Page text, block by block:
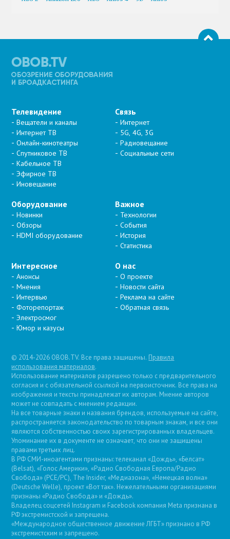
Телевидение
Вещатели и каналы
Интернет ТВ
Онлайн-кинотеатры
Спутниковое ТВ
Кабельное ТВ
Эфирное ТВ
Иновещание
Связь
Интернет
5G, 4G, 3G
Радиовещание
Социальные сети
Оборудование
Новинки
Обзоры
HDMI оборудование
Важное
Технологии
События
История
Статистика
Интересное
Анонсы
Мнения
Интервью
Фоторепортаж
Электросмог
Юмор и казусы
О нас
О проекте
Новости сайта
Реклама на сайте
Обратная связь
© 2014-2026 OBOB.TV. Все права защищены. Правила
использования материалов.
Использование материалов разрешено только с предварительного
согласия и с обязательной ссылкой на первоисточник. Все права на
изображения и тексты принадлежат их авторам. Мнение авторов
может не совпадать с мнением редакции.
На все товарные знаки и названия брендов, используемые на сайте,
распространяется законодательство по товарным знакам, и все они
являются собственностью своих зарегистрированных владельцев.
Упоминание их в документе не означает, что они не защищены
правами третьих лиц.
В РФ СМИ-иноагентами признаны: телеканал «Дождь», «Белсат»
(Belsat), «Голос Америки», «Радио Свободная Европа/Радио
Свобода» (PCE/PC), The Insider, «Медиазона», «Немецкая волна»
(Deutsche Welle), проект «Вот так». Нежелательными организациями
признаны «Радио Свобода» и «Дождь».
Владелец соцсетей Instagram и Facebook компания Metа признана в
РФ экстремистской и запрещена.
«Международное общественное движение ЛГБТ» признано в РФ
экстремистским и запрещено.